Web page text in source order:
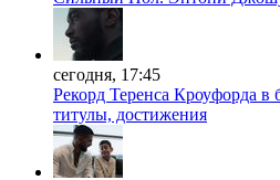
сегодня, 17:45
Рекорд Теренса Кроуфорда в
титулы, достижения